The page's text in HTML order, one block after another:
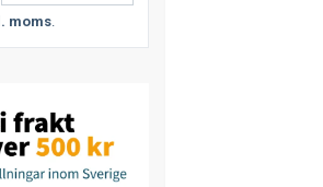
moms.